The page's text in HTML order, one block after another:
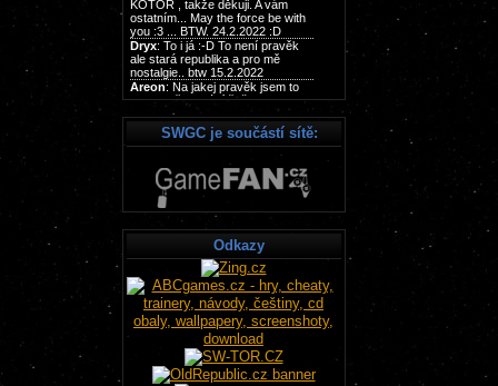
SWGC je součástí sítě:
Odkazy